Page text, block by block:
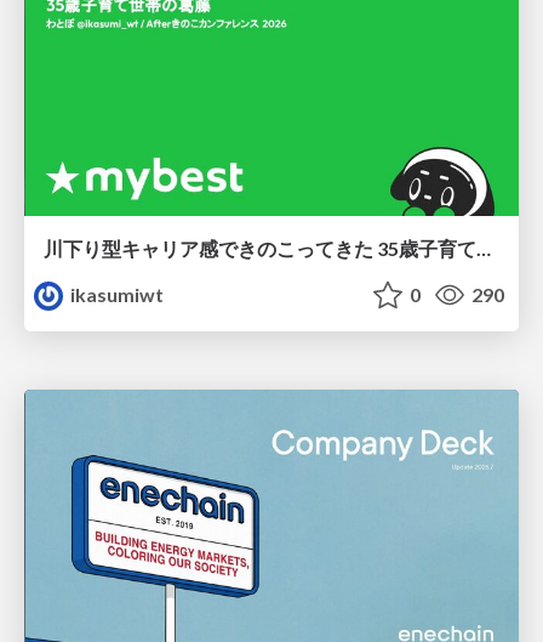
川下り型キャリア感できのこってきた 35歳子育て世帯の葛藤
ikasumiwt
0 290